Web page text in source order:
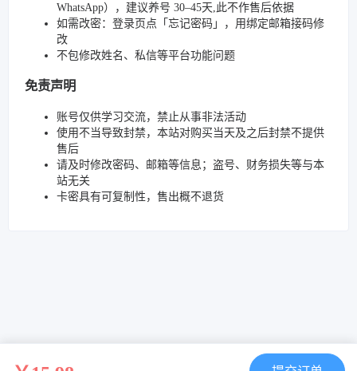
WhatsApp），建议养号 30–45天,此不作售后依据
如需改密：登录页点「忘记密码」，用绑定邮箱接码修
改
不包修改姓名、私信等平台功能问题
免责声明
账号仅供学习交流，禁止从事非法活动
使用不当导致封禁，本站对购买当天及之后封禁不提供
售后
请及时修改密码、邮箱等信息；盗号、财务损失等与本
站无关
卡密具有可复制性，售出概不退货